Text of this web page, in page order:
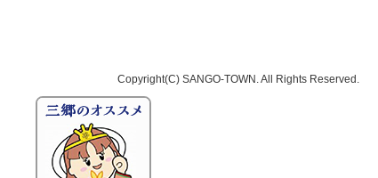
Copyright(C) SANGO-TOWN. All Rights Reserved.